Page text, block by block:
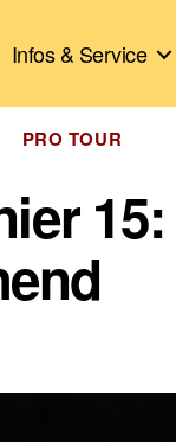
Infos & Service
PRO TOUR